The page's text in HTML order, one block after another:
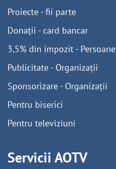
Proiecte - fii parte
Donații - card bancar
3,5% din impozit - Persoane
Publicitate - Organizații
Sponsorizare - Organizații
Pentru biserici
Pentru televiziuni
Servicii AOTV